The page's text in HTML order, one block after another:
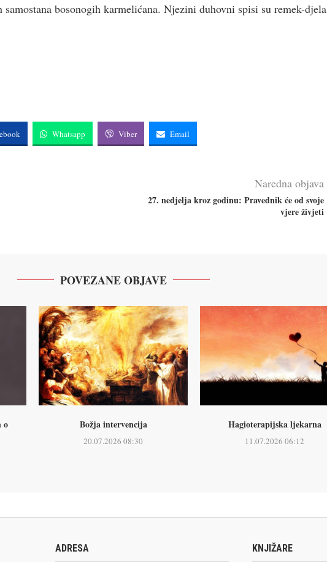
bosonogih karmelićana. Njezini duhovni spisi su remek-djela
Whatsapp Viber Email
Naredna objava
27. nedjelja kroz godinu: Pravednik će od svoje
vjere živjeti
POVEZANE OBJAVE
o
Božja intervencija
20.07.2026 08:30
Hagioterapijska ljekarna
11.07.2026 06:12
ADRESA KNJIŽARE